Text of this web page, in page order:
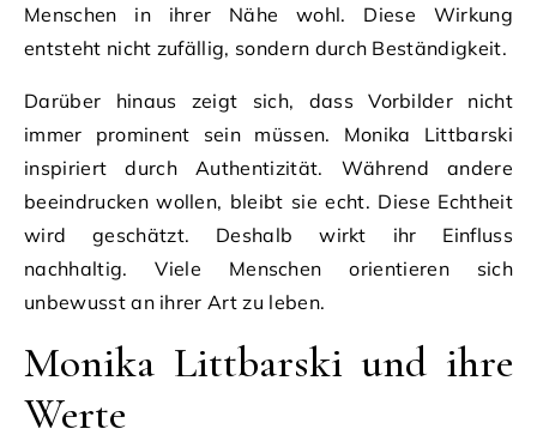
Menschen in ihrer Nähe wohl. Diese Wirkung
entsteht nicht zufällig, sondern durch Beständigkeit.
Darüber hinaus zeigt sich, dass Vorbilder nicht
immer prominent sein müssen. Monika Littbarski
inspiriert durch Authentizität. Während andere
beeindrucken wollen, bleibt sie echt. Diese Echtheit
wird geschätzt. Deshalb wirkt ihr Einfluss
nachhaltig. Viele Menschen orientieren sich
unbewusst an ihrer Art zu leben.
Monika Littbarski und ihre
Werte